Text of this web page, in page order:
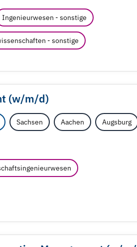
Ingenieurwesen - sonstige
- sonstige
(w/m/d)
Sachsen Aachen Augsburg